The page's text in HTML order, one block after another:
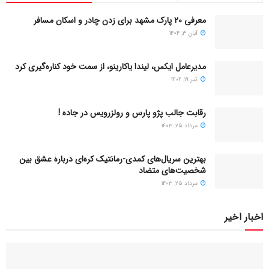
1. خوراک مرغ با سبزیجات
معرفی ۲۰ پارک مشهد برای زدن چادر و اسکان مسافر
آبان ۳, ۱۴۰۴
مدیرعامل ایکس، لیندا یاکارینو، از سمت خود کناره‌گیری کرد
تیر ۱۹, ۱۴۰۴
رقابت جالب پژو پارس و رولزرویس در جاده !
مرداد ۲۵, ۱۴۰۳
بهترین سریال‌های کمدی-رمانتیک کره‌ای دربارۀ عشق بین
شخصیت‌های متضاد
مرداد ۲۵, ۱۴۰۳
اخبار اخیر